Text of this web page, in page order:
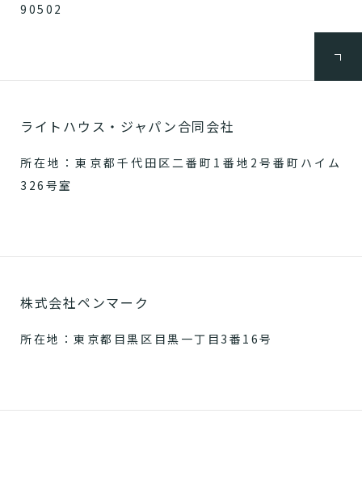
90502
ライトハウス・ジャパン合同会社
所在地：東京都千代田区二番町1番地2号番町ハイム
326号室
株式会社ペンマーク
所在地：東京都目黒区目黒一丁目3番16号